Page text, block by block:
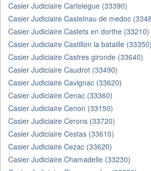
Casier Judiciaire Cartelegue (33390)
Casier Judiciaire Castelnau de medoc
Casier Judiciaire Castets en dorthe (33210)
Casier Judiciaire Castillon la bataille (33350)
Casier Judiciaire Castres gironde (33640)
Casier Judiciaire Caudrot (33490)
Casier Judiciaire Cavignac (33620)
Casier Judiciaire Cenac (33360)
Casier Judiciaire Cenon (33150)
Casier Judiciaire Cerons (33720)
Casier Judiciaire Cestas (33610)
Casier Judiciaire Cezac (33620)
Casier Judiciaire Chamadelle (33230)